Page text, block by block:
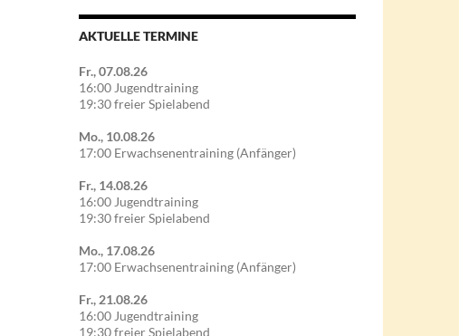
AKTUELLE TERMINE
Fr., 07.08.26
16:00 Jugendtraining
19:30 freier Spielabend
Mo., 10.08.26
17:00 Erwachsenentraining (Anfänger)
Fr., 14.08.26
16:00 Jugendtraining
19:30 freier Spielabend
Mo., 17.08.26
17:00 Erwachsenentraining (Anfänger)
Fr., 21.08.26
16:00 Jugendtraining
19:30 freier Spielabend